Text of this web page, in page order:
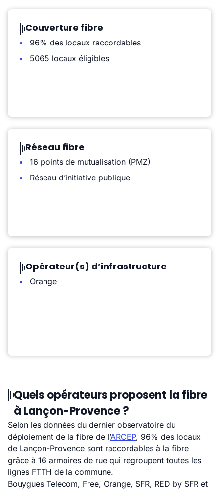
Couverture fibre
96% des locaux raccordables
5065 locaux éligibles
Réseau fibre
16 points de mutualisation (PMZ)
Réseau d’initiative publique
Opérateur(s) d’infrastructure
Orange
Quels opérateurs proposent la fibre
à Lançon-Provence ?
Selon les données du dernier observatoire du
déploiement de la fibre de l’ARCEP, 96% des locaux
de Lançon-Provence sont raccordables à la fibre
grâce à 16 armoires de rue qui regroupent toutes les
lignes FTTH de la commune.
Bouygues Telecom, Free, Orange, SFR, RED by SFR et